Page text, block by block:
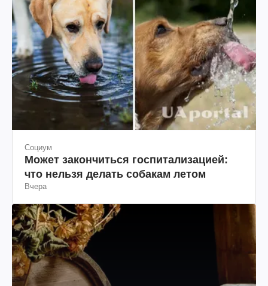
Социум
Может закончиться госпитализацией:
что нельзя делать собакам летом
Вчера